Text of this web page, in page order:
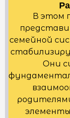
В этом
семейной
Они